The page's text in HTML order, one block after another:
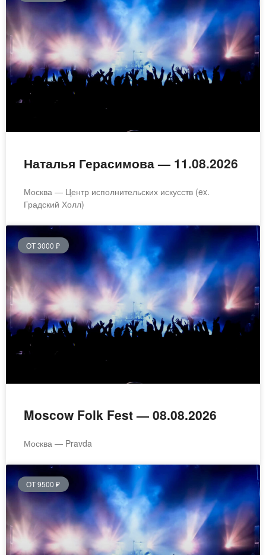
Наталья Герасимова — 11.08.2026
Москва — Центр исполнительских искусств (ex.
Градский Холл)
ОТ 3000 ₽
Moscow Folk Fest — 08.08.2026
Москва — Pravda
ОТ 9500 ₽